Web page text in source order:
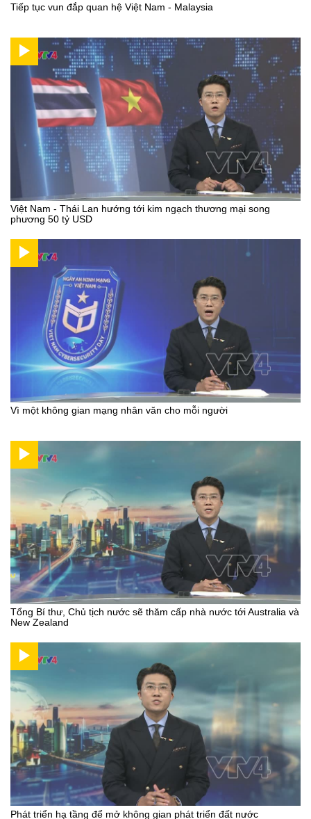
Tiếp tục vun đắp quan hệ Việt Nam - Malaysia
Việt Nam - Thái Lan hướng tới kim ngạch thương mại song
phương 50 tỷ USD
Vì một không gian mạng nhân văn cho mỗi người
Tổng Bí thư, Chủ tịch nước sẽ thăm cấp nhà nước tới Australia và
New Zealand
Phát triển hạ tầng để mở không gian phát triển đất nước